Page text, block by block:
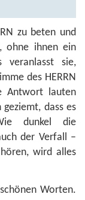
zu beten und
ohne ihnen ein
veranlasst sie,
des HERRN
Antwort lauten
dass es
dunkel die
der Verfall –
wird alles
Worten.